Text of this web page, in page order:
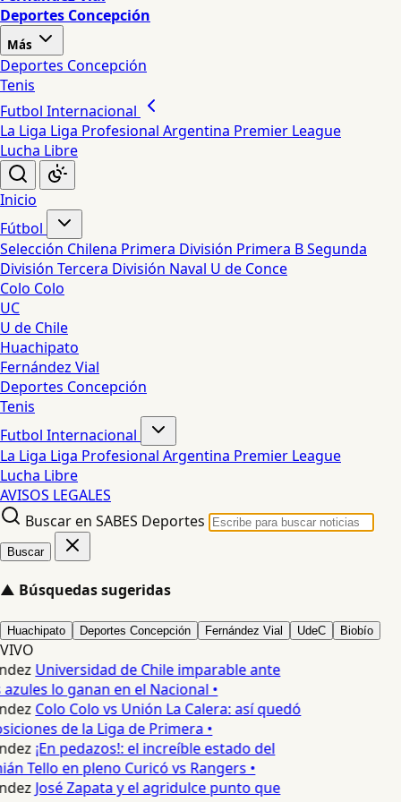
Deportes Concepción
Más
Deportes Concepción
Tenis
Futbol Internacional
La Liga Liga Profesional Argentina Premier League
Lucha Libre
Inicio
Fútbol
Selección Chilena Primera División Primera BSegunda
División Tercera División Naval U de Conce
Colo Colo
UC
U de Chile
Huachipato
Fernández Vial
Deportes Concepción
Tenis
Futbol Internacional
La Liga Liga Profesional Argentina Premier League
Lucha Libre
AVISOS LEGALES
Buscar en SABES Deportes
Buscar
▲ Búsquedas sugeridas
Huachipato Deportes Concepción Fernández Vial UdeC Biobío
VIVO
Universidad de Chile imparable ante
lo ganan en el Nacional •
Colo Colo vs Unión La Calera: así quedó
de la Liga de Primera •
¡En pedazos!: el increíble estado del
Tello en pleno Curicó vs Rangers •
José Zapata y el agridulce punto que